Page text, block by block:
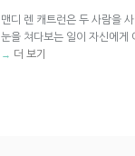
맨디 렌 캐트런은 두 사람을
눈을 쳐다보는 일이 자신에게
→ 더 보기